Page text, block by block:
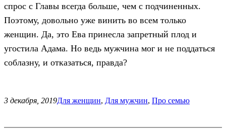
спрос с Главы всегда больше, чем с подчиненных.
Поэтому, довольно уже винить во всем только
женщин. Да, это Ева принесла запретный плод и
угостила Адама. Но ведь мужчина мог и не поддаться
соблазну, и отказаться, правда?
3 декабря, 2019Для женщин, Для мужчин, Про семью